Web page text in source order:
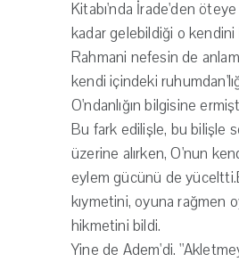
Kitabı'nda İrade'den
kadar gelebildiği o kendini
Rahmani nefesin de
kendi içindeki
O'ndanlığın bilgisine
Bu fark edilişle, bu bilişle
üzerine alırken, O'nun
eylem gücünü de
kıymetini, oyuna rağmen
hikmetini bildi.
Yine de Adem'di.